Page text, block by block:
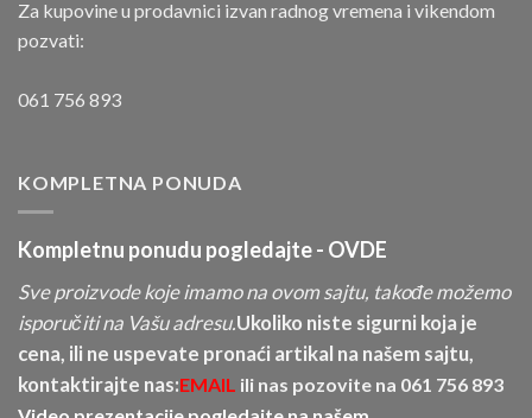
Za kupovine u prodavnici izvan radnog vremena i vikendom
pozvati:
061 756 893
KOMPLETNA PONUDA
Kompletnu ponudu pogledajte - OVDE
Sve proizvode koje imamo na ovom sajtu, takođe možemo
isporučiti na Vašu adresu.Ukoliko niste sigurni koja je
cena, ili ne uspevate pronaći artikal na našem sajtu,
kontaktirajte nas:EMAIL ili nas pozovite na 061 756 893